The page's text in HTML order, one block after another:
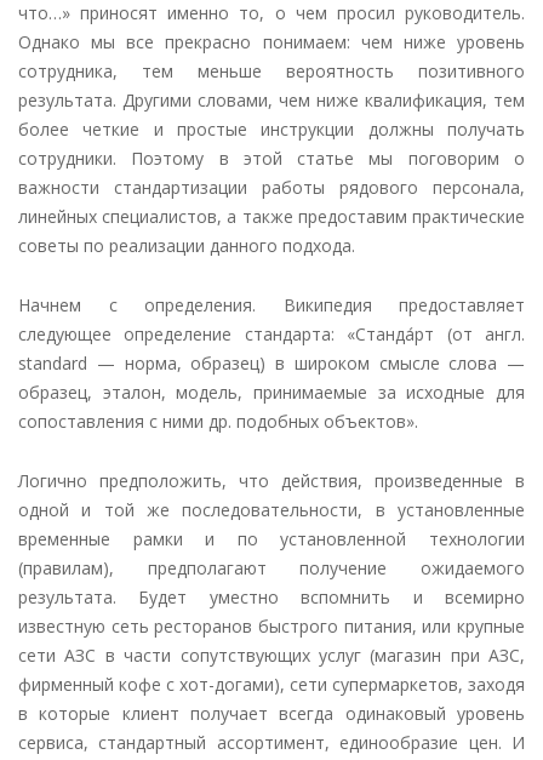
что…» приносят именно то, о чем просил руководитель.
Однако мы все прекрасно понимаем: чем ниже уровень
сотрудника, тем меньше вероятность позитивного
результата. Другими словами, чем ниже квалификация, тем
более четкие и простые инструкции должны получать
сотрудники. Поэтому в этой статье мы поговорим о
важности стандартизации работы рядового персонала,
линейных специалистов, а также предоставим практические
советы по реализации данного подхода.
Начнем с определения. Википедия предоставляет
следующее определение стандарта: «Станда́рт (от англ.
standard — норма, образец) в широком смысле слова —
образец, эталон, модель, принимаемые за исходные для
сопоставления с ними др. подобных объектов».
Логично предположить, что действия, произведенные в
одной и той же последовательности, в установленные
временные рамки и по установленной технологии
(правилам), предполагают получение ожидаемого
результата. Будет уместно вспомнить и всемирно
известную сеть ресторанов быстрого питания, или крупные
сети АЗС в части сопутствующих услуг (магазин при АЗС,
фирменный кофе с хот-догами), сети супермаркетов, заходя
в которые клиент получает всегда одинаковый уровень
сервиса, стандартный ассортимент, единообразие цен. И